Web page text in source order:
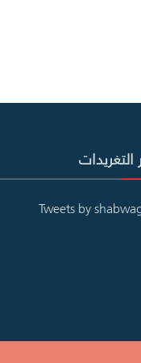
التغريدات
Tweets by